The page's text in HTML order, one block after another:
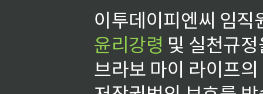
이투데이피엔씨 임
윤리강령 및 실천규
브라보 마이 라이프